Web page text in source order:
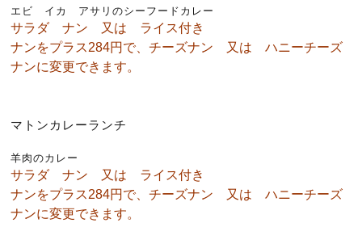
エビ イカ アサリのシーフードカレー
サラダ ナン 又は ライス付き
ナンをプラス284円で、チーズナン 又は ハニーチーズ
ナンに変更できます。
マトンカレーランチ
羊肉のカレー
サラダ ナン 又は ライス付き
ナンをプラス284円で、チーズナン 又は ハニーチーズ
ナンに変更できます。